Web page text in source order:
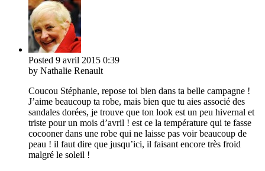
Posted 9 avril 2015 0:39
by Nathalie Renault
Coucou Stéphanie, repose toi bien dans ta belle campagne !
J’aime beaucoup ta robe, mais bien que tu aies associé des
sandales dorées, je trouve que ton look est un peu hivernal et
triste pour un mois d’avril ! est ce la température qui te fasse
cocooner dans une robe qui ne laisse pas voir beaucoup de
peau ! il faut dire que jusqu’ici, il faisant encore très froid
malgré le soleil !